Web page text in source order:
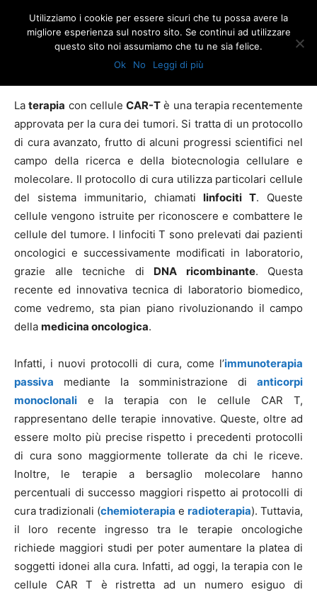
Terapia CAR T per la cura dei tumori
Terapia CAR T per la cura dei tumori
Laterapia con cellule CAR-T è una terapia recentemente
approvata per la cura dei tumori. Si tratta di un protocollo
di cura avanzato, frutto di alcuni progressi scientifici nel
campo della ricerca e della biotecnologia cellulare e
molecolare. Il protocollo di cura utilizza particolari cellule
del sistema immunitario, chiamatilinfociti T. Queste
cellule vengono istruite per riconoscere e combattere le
cellule del tumore. I linfociti T sono prelevati dai pazienti
oncologici e successivamente modificati in laboratorio,
grazie alle tecniche di DNA ricombinante. Questa
recente ed innovativa tecnica di laboratorio biomedico,
come vedremo, sta pian piano rivoluzionando il campo
della medicina oncologica.
Infatti, i nuovi protocolli di cura, come l’immunoterapia
passiva mediante la somministrazione di anticorpi
monoclonali e la terapia con le cellule CAR T,
rappresentano delle terapie innovative. Queste, oltre ad
essere molto più precise rispetto i precedenti protocolli
di cura sono maggiormente tollerate da chi le riceve.
Inoltre, le terapie a bersaglio molecolare hanno
percentuali di successo maggiori rispetto ai protocolli di
cura tradizionali (chemioterapia e radioterapia). Tuttavia,
il loro recente ingresso tra le terapie oncologiche
richiede maggiori studi per poter aumentare la platea di
soggetti idonei alla cura. Infatti, ad oggi, la terapia con le
cellule CAR T è ristretta ad un numero esiguo di
Utilizziamo i cookie per essere sicuri che tu possa avere la
migliore esperienza sul nostro sito. Se continui ad utilizzare
questo sito noi assumiamo che tu ne sia felice.
Ok
No Leggi di più